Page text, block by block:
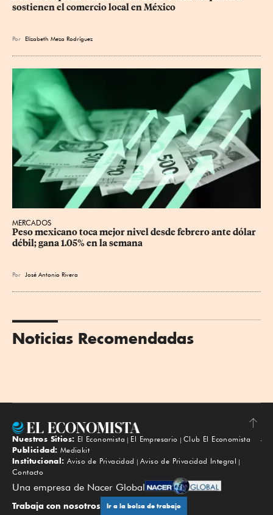
sostienen el comercio local en México
Por Elizabeth Meza Rodríguez
MERCADOS
Peso mexicano toca mejor nivel desde febrero ante dólar
débil; gana 1.05% en la semana
Por José Antonio Rivera
Noticias Recomendadas
Subir
Nuestros Sitios: El Economista El Empresario
Club El Economista
Publicidad: Mediakit
Institucional: Aviso de Privacidad
Aviso de Privacidad Integral
Contacto
Una empresa de Nacer Global
Trabaja con nosotros Ir a la bolsa de trabajo